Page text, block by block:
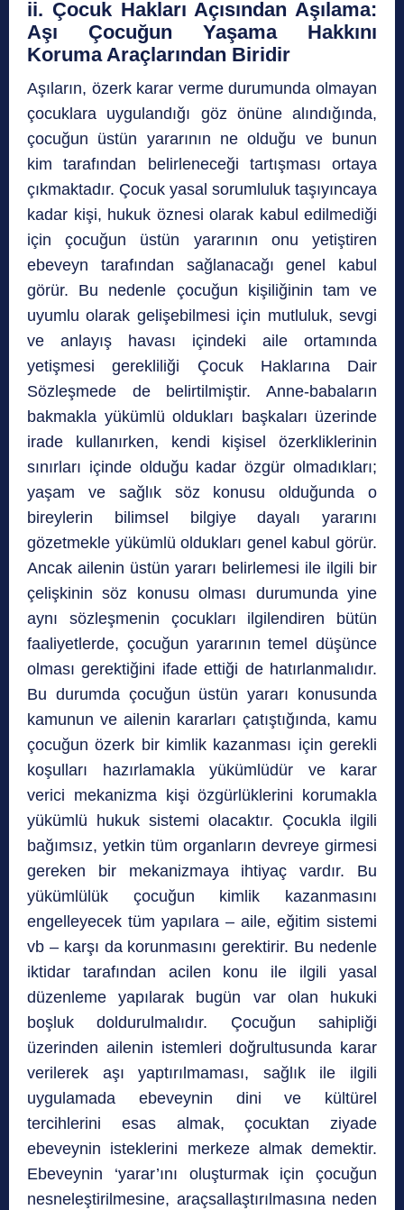
ii. Çocuk Hakları Açısından Aşılama:
Aşı Çocuğun Yaşama Hakkını
Koruma Araçlarından Biridir
Aşıların, özerk karar verme durumunda olmayan
çocuklara uygulandığı göz önüne alındığında,
çocuğun üstün yararının ne olduğu ve bunun
kim tarafından belirleneceği tartışması ortaya
çıkmaktadır. Çocuk yasal sorumluluk taşıyıncaya
kadar kişi, hukuk öznesi olarak kabul edilmediği
için çocuğun üstün yararının onu yetiştiren
ebeveyn tarafından sağlanacağı genel kabul
görür. Bu nedenle çocuğun kişiliğinin tam ve
uyumlu olarak gelişebilmesi için mutluluk, sevgi
ve anlayış havası içindeki aile ortamında
yetişmesi gerekliliği Çocuk Haklarına Dair
Sözleşmede de belirtilmiştir. Anne-babaların
bakmakla yükümlü oldukları başkaları üzerinde
irade kullanırken, kendi kişisel özerkliklerinin
sınırları içinde olduğu kadar özgür olmadıkları;
yaşam ve sağlık söz konusu olduğunda o
bireylerin bilimsel bilgiye dayalı yararını
gözetmekle yükümlü oldukları genel kabul görür.
Ancak ailenin üstün yararı belirlemesi ile ilgili bir
çelişkinin söz konusu olması durumunda yine
aynı sözleşmenin çocukları ilgilendiren bütün
faaliyetlerde, çocuğun yararının temel düşünce
olması gerektiğini ifade ettiği de hatırlanmalıdır.
Bu durumda çocuğun üstün yararı konusunda
kamunun ve ailenin kararları çatıştığında, kamu
çocuğun özerk bir kimlik kazanması için gerekli
koşulları hazırlamakla yükümlüdür ve karar
verici mekanizma kişi özgürlüklerini korumakla
yükümlü hukuk sistemi olacaktır. Çocukla ilgili
bağımsız, yetkin tüm organların devreye girmesi
gereken bir mekanizmaya ihtiyaç vardır. Bu
yükümlülük çocuğun kimlik kazanmasını
engelleyecek tüm yapılara – aile, eğitim sistemi
vb – karşı da korunmasını gerektirir. Bu nedenle
iktidar tarafından acilen konu ile ilgili yasal
düzenleme yapılarak bugün var olan hukuki
boşluk doldurulmalıdır. Çocuğun sahipliği
üzerinden ailenin istemleri doğrultusunda karar
verilerek aşı yaptırılmaması, sağlık ile ilgili
uygulamada ebeveynin dini ve kültürel
tercihlerini esas almak, çocuktan ziyade
ebeveynin isteklerini merkeze almak demektir.
Ebeveynin ‘yarar’ını oluşturmak için çocuğun
nesneleştirilmesine, araçsallaştırılmasına neden